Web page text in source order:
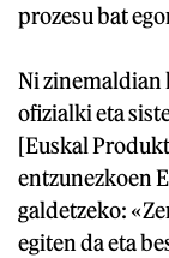
prozesu bat
Ni zinemaldian
ofizialki eta
[Euskal
entzunezkoen
galdetzeko:
egiten da eta